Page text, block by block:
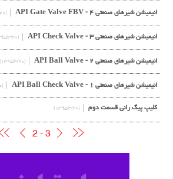
انیمیشن شیرهای صنعتی ۴ - API Gate Valve FBV (۱۳۹۵/۳/۲۰)
انیمیشن شیرهای صنعتی ۳ - API Check Valve (۱۳۹۵/۳/۲۰)
انیمیشن شیرهای صنعتی ۲ - API Ball Valve (۱۳۹۵/۳/۲۰)
انیمیشن شیرهای صنعتی ۱ - API Ball Check Valve (۱۳۹۵/۳/۲۰)
کلیپ پیگ رانی قسمت دوم (۱۳۹۵/۳/۲۰)
2 - 3